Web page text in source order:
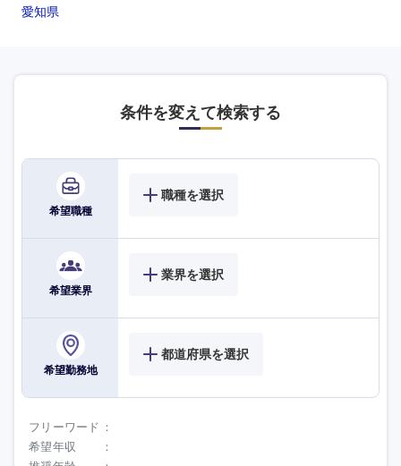
愛知県
条件を変えて検索する
希望職種
職種を選択
希望業界
業界を選択
希望勤務地
都道府県を選択
フリーワード
希望年収
九州・沖縄
福岡県
大分県